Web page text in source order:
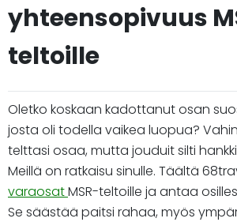
yhteensopivuus
teltoille
Oletko koskaan kadottanut osan
josta oli todella vaikea luopua?
telttasi osaa, mutta jouduit silti
Meillä on ratkaisu sinulle. Täältä
varaosatMSR-teltoille ja antaa
Se säästää paitsi rahaa, myös